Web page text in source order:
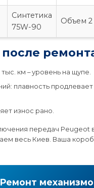
Синтетика
75W-90
Объем 2
км – уровень на щупе.
плавность продлевает
износ рано.
передач Peugeot
весь Киев. Ваша